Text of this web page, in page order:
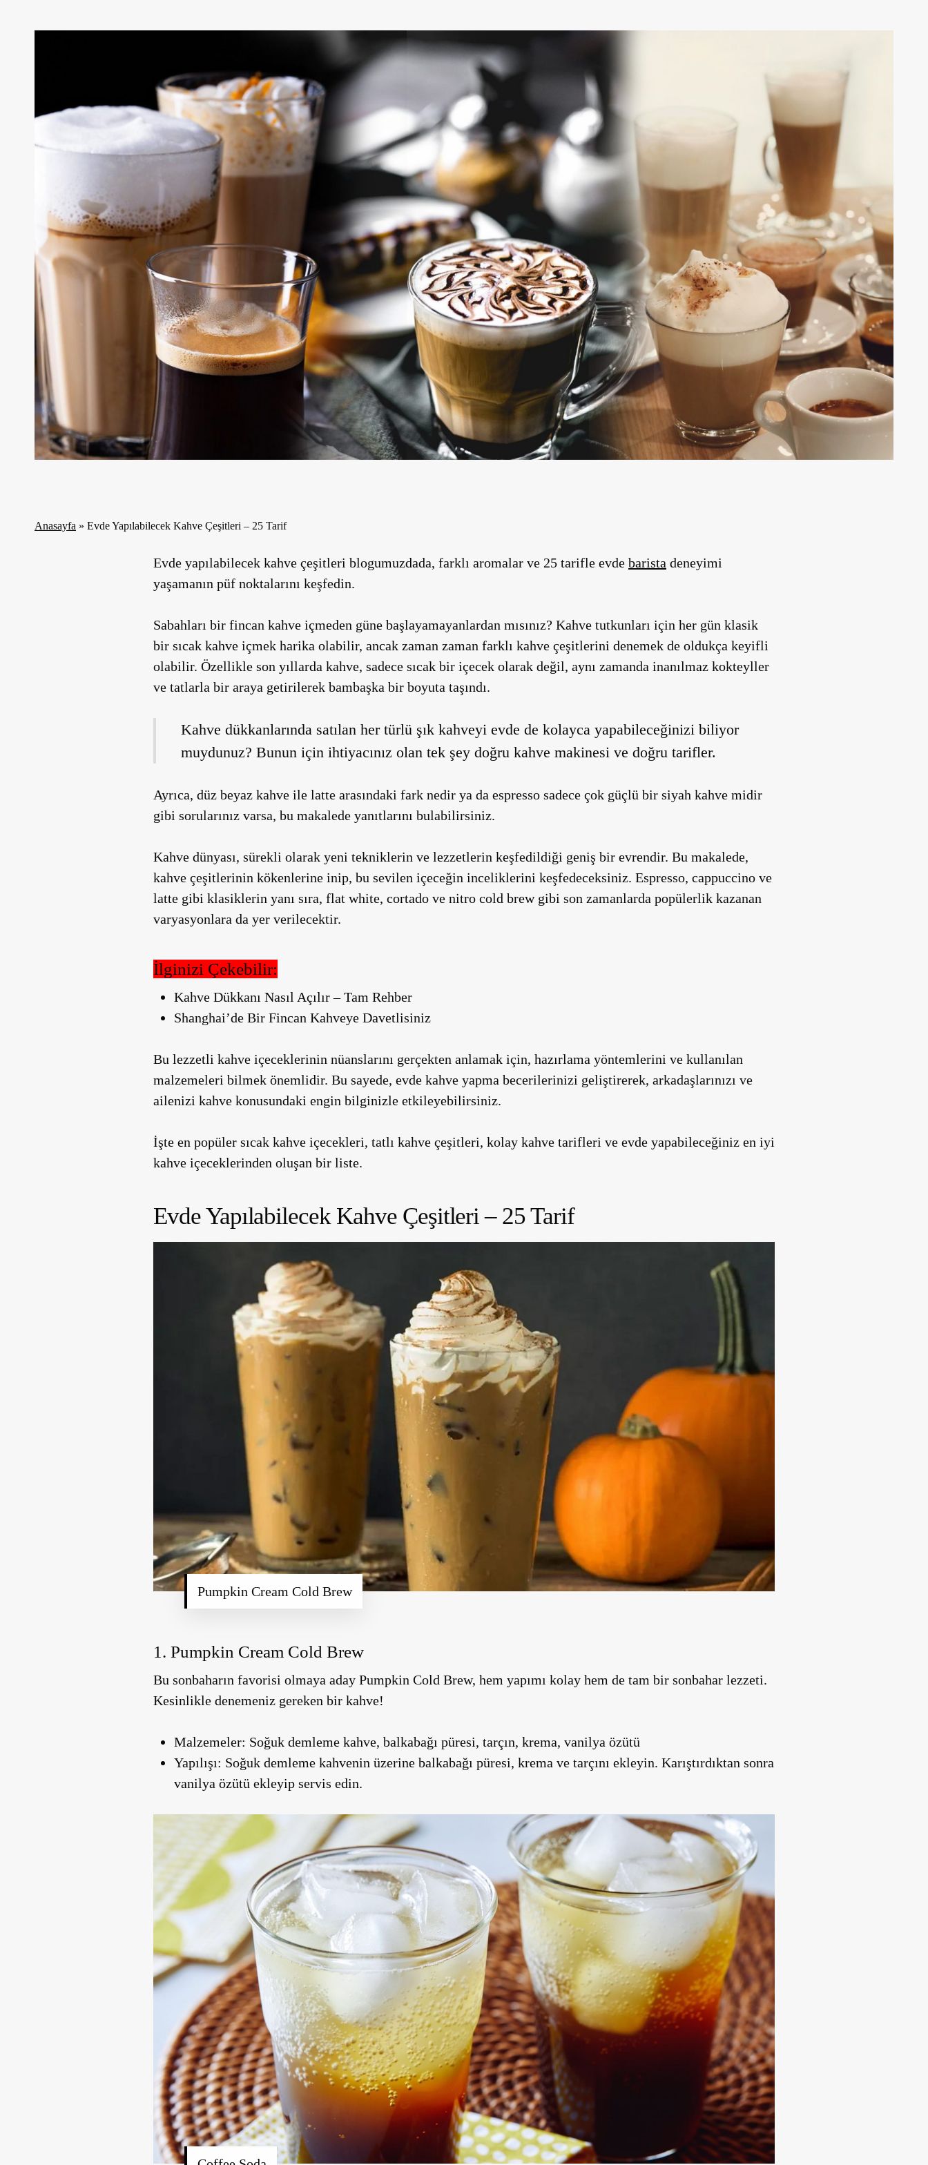
Anasayfa » Evde Yapılabilecek Kahve Çeşitleri – 25 Tarif
Evde yapılabilecek kahve çeşitleri blogumuzdada, farklı aromalar ve 25 tarifle evde barista deneyimi
yaşamanın püf noktalarını keşfedin.
Sabahları bir fincan kahve içmeden güne başlayamayanlardan mısınız? Kahve tutkunları için her gün klasik
bir sıcak kahve içmek harika olabilir, ancak zaman zaman farklı kahve çeşitlerini denemek de oldukça keyifli
olabilir. Özellikle son yıllarda kahve, sadece sıcak bir içecek olarak değil, aynı zamanda inanılmaz kokteyller
ve tatlarla bir araya getirilerek bambaşka bir boyuta taşındı.
Kahve dükkanlarında satılan her türlü şık kahveyi evde de kolayca yapabileceğinizi biliyor
muydunuz? Bunun için ihtiyacınız olan tek şey doğru kahve makinesi ve doğru tarifler.
Ayrıca, düz beyaz kahve ile latte arasındaki fark nedir ya da espresso sadece çok güçlü bir siyah kahve midir
gibi sorularınız varsa, bu makalede yanıtlarını bulabilirsiniz.
Kahve dünyası, sürekli olarak yeni tekniklerin ve lezzetlerin keşfedildiği geniş bir evrendir. Bu makalede,
kahve çeşitlerinin kökenlerine inip, bu sevilen içeceğin inceliklerini keşfedeceksiniz. Espresso, cappuccino ve
latte gibi klasiklerin yanı sıra, flat white, cortado ve nitro cold brew gibi son zamanlarda popülerlik kazanan
varyasyonlara da yer verilecektir.
İlginizi Çekebilir:
Kahve Dükkanı Nasıl Açılır – Tam Rehber
Shanghai’de Bir Fincan Kahveye Davetlisiniz
Bu lezzetli kahve içeceklerinin nüanslarını gerçekten anlamak için, hazırlama yöntemlerini ve kullanılan
malzemeleri bilmek önemlidir. Bu sayede, evde kahve yapma becerilerinizi geliştirerek, arkadaşlarınızı ve
ailenizi kahve konusundaki engin bilginizle etkileyebilirsiniz.
İşte en popüler sıcak kahve içecekleri, tatlı kahve çeşitleri, kolay kahve tarifleri ve evde yapabileceğiniz en iyi
kahve içeceklerinden oluşan bir liste.
Evde Yapılabilecek Kahve Çeşitleri – 25 Tarif
Pumpkin Cream Cold Brew
1. Pumpkin Cream Cold Brew
Bu sonbaharın favorisi olmaya aday Pumpkin Cold Brew, hem yapımı kolay hem de tam bir sonbahar lezzeti.
Kesinlikle denemeniz gereken bir kahve!
Malzemeler: Soğuk demleme kahve, balkabağı püresi, tarçın, krema, vanilya özütü
Yapılışı: Soğuk demleme kahvenin üzerine balkabağı püresi, krema ve tarçını ekleyin. Karıştırdıktan sonra
vanilya özütü ekleyip servis edin.